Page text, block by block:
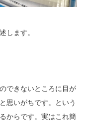
します。
できないところに目が
思いがちです。という
からです。実はこれ簡